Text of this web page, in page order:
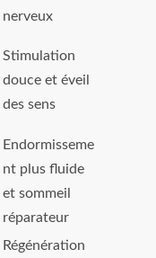
nerveux
Stimulation
douce et éveil
des sens
Endormisseme
nt plus fluide
et sommeil
réparateur
Régénération